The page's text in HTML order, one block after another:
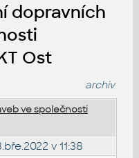
dopravních
Ost
archiv
ve společnosti
v 11:38